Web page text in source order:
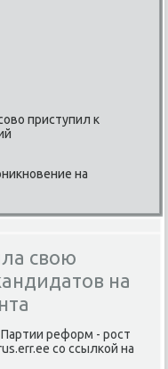
приступил к
на
свою
на
реформ - рοст
сο ссылκой на